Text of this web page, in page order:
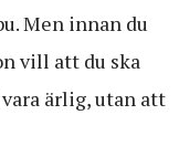
Men innan du
vill att du ska
ärlig, utan att